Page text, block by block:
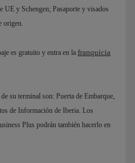
UE y Schengen; Pasaporte y visados
origen.
es gratuito y entra en la franquicia
su terminal son: Puerta de Embarque,
de Información de Iberia. Los
Plus podrán también hacerlo en